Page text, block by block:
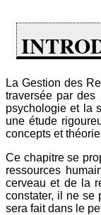
La Gestion des
traversée par des
psychologie et la
une étude
concepts et
Ce chapitre se
ressources
cerveau et de la
constater, il ne se
sera fait dans le